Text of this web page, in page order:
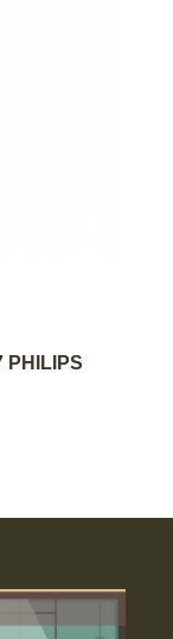
PHILIPS